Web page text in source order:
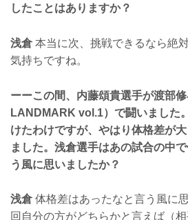
したことはありますか？
浅倉本当に次、挑戦できるなら絶
気持ちですね。
ーーこの間、内藤頌貴選手が渡部
LANDMARK vol.1）で闘いました
けたわけですが、やはり体格差が
ました。浅倉選手はあの試合の中
う風に思いましたか？
浅倉体格差はあったなと言う風に
回自分の方がどちらかと言えば（